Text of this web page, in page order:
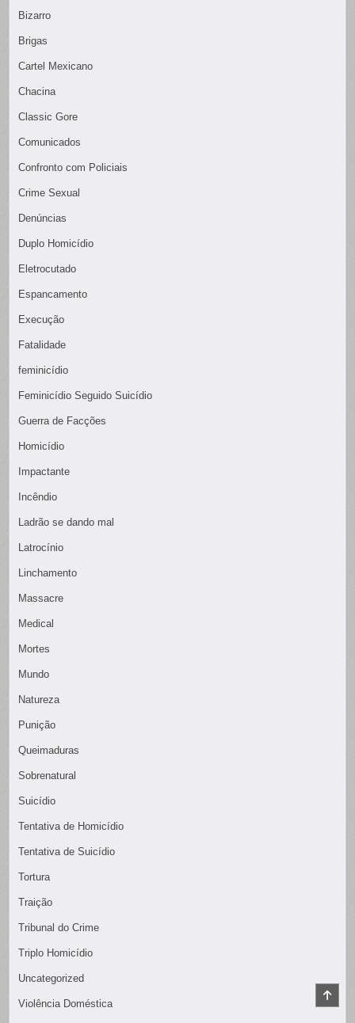
Bizarro
Brigas
Cartel Mexicano
Chacina
Classic Gore
Comunicados
Confronto com Policiais
Crime Sexual
Denúncias
Duplo Homicídio
Eletrocutado
Espancamento
Execução
Fatalidade
feminicídio
Feminicídio Seguido Suicídio
Guerra de Facções
Homicídio
Impactante
Incêndio
Ladrão se dando mal
Latrocínio
Linchamento
Massacre
Medical
Mortes
Mundo
Natureza
Punição
Queimaduras
Sobrenatural
Suicídio
Tentativa de Homicídio
Tentativa de Suicídio
Tortura
Traição
Tribunal do Crime
Triplo Homicídio
Uncategorized
Violência Doméstica
TO